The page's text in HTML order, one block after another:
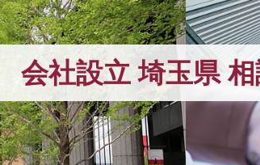
会社設立 埼玉県